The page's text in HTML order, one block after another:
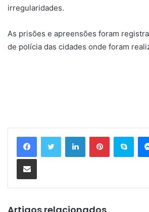
irregularidades.
As prisões e apreensões foram
de polícia das cidades onde foram